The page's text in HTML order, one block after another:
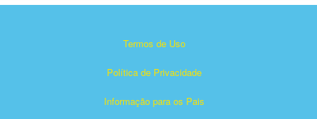
Termos de Uso
Política de Privacidade
Informação para os Pais